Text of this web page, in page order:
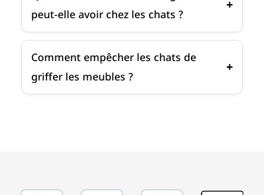
peut-elle avoir chez les chats ?
Comment empêcher les chats de
griffer les meubles ?